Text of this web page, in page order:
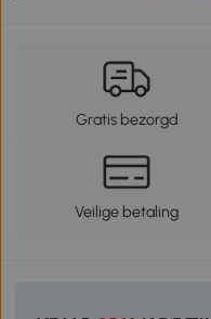
Gratis bezorgd
Veilige betaling